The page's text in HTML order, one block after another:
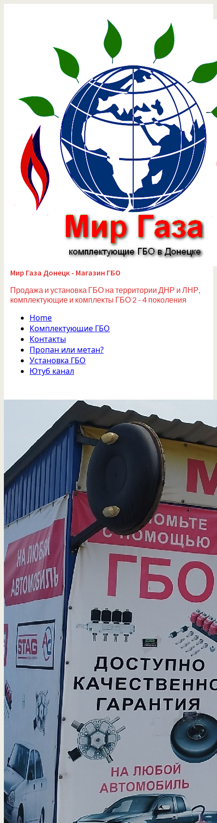
Мир Газа Донецк - Магазин ГБО
Продажа и установка ГБО на территории ДНР и ЛНР,
комплектующие и комплекты ГБО 2 - 4 поколения
Home
Комплектующие ГБО
Контакты
Пропан или метан?
Установка ГБО
Ютуб канал